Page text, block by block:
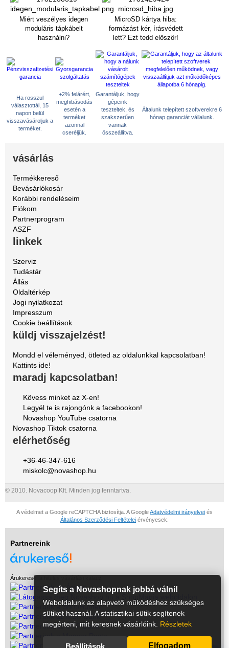
Miért veszélyes idegen
moduláris tápkábelt
használni?
MicroSD kártya hiba:
formázást kér, írásvédett
lett? Ezt tedd először!
Ha rosszul
választottál, 15
napon belül
visszavásároljuk a
terméket.
+2% felárért,
meghibásodás
esetén a
terméket
azonnal
cseréljük.
Garantáljuk, hogy
gépeink
teszteltek, és
szakszerűen
vannak
összeállítva.
Általunk telepített szoftverekre 6
hónap garanciát vállalunk.
vásárlás
Termékkereső
Bevásárlókosár
Korábbi rendeléseim
Fiókom
Partnerprogram
ASZF
linkek
Szerviz
Tudástár
Állás
Oldaltérkép
Jogi nyilatkozat
Impresszum
Cookie beállítások
küldj visszajelzést!
Mondd el véleményed, ötleted az oldalunkkal kapcsolatban!
Kattints ide!
maradj kapcsolatban!
Kövess minket az X-en!
Legyél te is rajongónk a facebookon!
Novashop YouTube csatorna
Novashop Tiktok csatorna
elérhetőség
+36-46-347-616
miskolc@novashop.hu
© 2010. Novacoop Kft. Minden jog fenntartva.
A védelmet a Google reCAPTCHA biztosítja. A GoogleAdatvédelmi irányelvei és
Általános Szerződési Feltételei érvényesek.
Partnereink
Árukereső, a hiteles vásárlási kalauz
Segíts a Novashopnak jobbá válni!
Weboldalunk az alapvető működéshez szükséges
sütiket használ. A statisztikai sütik segítenek
megérteni, mit keresnek vásárlóink. Részletek
Beállítások Elfogadom